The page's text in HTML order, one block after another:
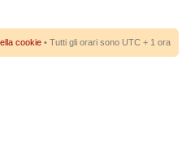
cookie • Tutti gli orari sono UTC + 1 ora